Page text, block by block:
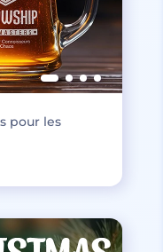
pour les